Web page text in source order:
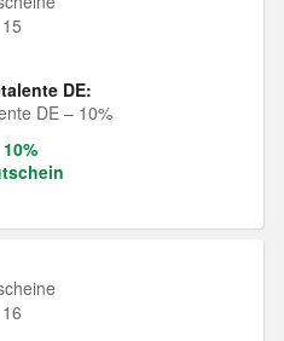
DE:
DE – 10%
10%